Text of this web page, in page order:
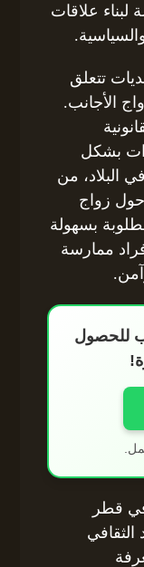
علاقات
تتعلق
الأجانب.
بشكل
البلاد، من
زواج
بسهولة
ممارسة
للحصول
قطر
الثقافي